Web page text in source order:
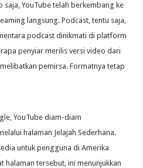
saja, YouTube telah berkembang ke
langsung. Podcast, tentu saja,
podcast dinikmati di platform
penyiar merilis versi video dari
pemirsa. Formatnya tetap
YouTube diam-diam
halaman Jelajah Sederhana.
untuk pengguna di Amerika
halaman tersebut, ini menunjukkan